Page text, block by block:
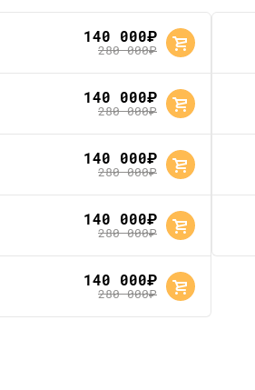
140 000руб.
280 000руб.
140 000руб.
280 000руб.
140 000руб.
280 000руб.
140 000руб.
280 000руб.
140 000руб.
280 000руб.